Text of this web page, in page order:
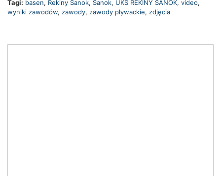
Tagi: basen, Rekiny Sanok, Sanok, UKS REKINY SANOK, video,
wyniki zawodów, zawody, zawody pływackie, zdjęcia